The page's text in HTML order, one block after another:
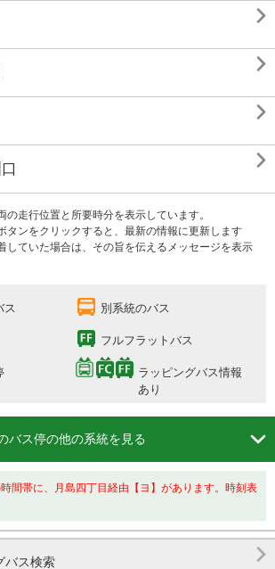




の走行位置と所要時分を表示しています。
タンをクリックすると、最新の情報に更新します
していた場合は、その旨を伝えるメッセージを表示
ス 別系統のバス
フルフラットバス
ラッピングバス情報
あり
バス停の他の系統を見る 
間帯に、月島四丁目経由【ヨ】があります。時刻表
バス検索 